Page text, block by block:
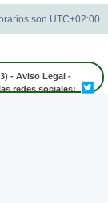
son UTC+02:00
- Aviso Legal -
redes sociales: